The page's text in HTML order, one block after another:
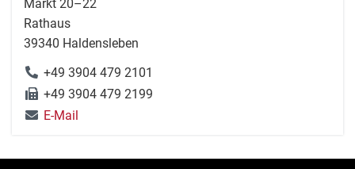
Markt 20–22
Rathaus
39340 Haldensleben
+49 3904 479 2101
+49 3904 479 2199
E-Mail